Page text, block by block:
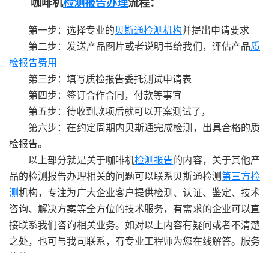
咖啡机检测报告办理流程：
第一步：选择专业的贝斯通检测机构并提出申请要求
第二步：发送产品图片或者说明书给我们，评估产品质
检报告费用
第三步：填写质检报告委托测试申请表
第四步：签订合作合同，付款等事宜
第五步：待收到款项后就可以开案测试了，
第六步：在约定周期内贝斯通完成检测，出具合格的质
检报告。
以上部分就是关于咖啡机检测报告的内容，关于其他产
品的检测报告办理相关的问题可以联系贝斯通检测第三方检
测机构，专注为广大企业客户提供检测、认证、鉴定、技术
咨询、解决方案等全方位的技术服务，有需求的企业可以直
接联系我们咨询相关业务。如对以上内容有疑问或者不清楚
之处，也可与我司联系，有专业工程师为您在线解答。服务